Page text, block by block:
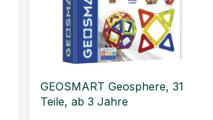
GEOSMART Geosphere, 31
Teile, ab 3 Jahre